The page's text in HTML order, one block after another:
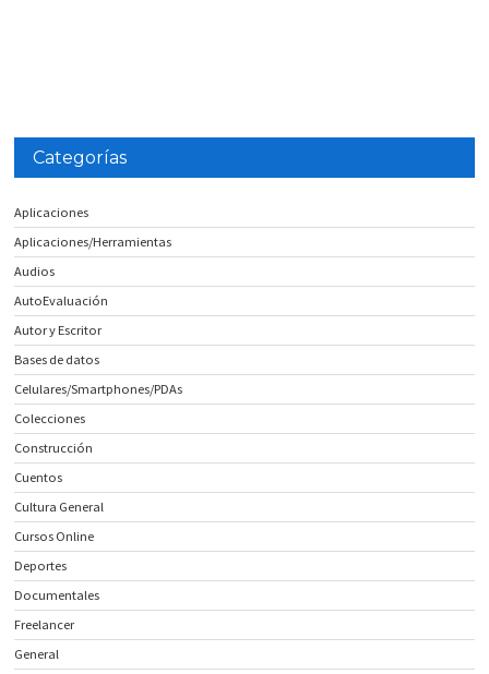
Categorías
Aplicaciones
Aplicaciones/Herramientas
Audios
AutoEvaluación
Autor y Escritor
Bases de datos
Celulares/Smartphones/PDAs
Colecciones
Construcción
Cuentos
Cultura General
Cursos Online
Deportes
Documentales
Freelancer
General